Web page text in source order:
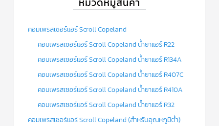
คอมเพรสเซอร์แอร์ Scroll Copeland
คอมเพรสเซอร์แอร์ Scroll Copeland น้ำยาแอร์ R22
คอมเพรสเซอร์แอร์ Scroll Copeland น้ำยาแอร์ R134A
คอมเพรสเซอร์แอร์ Scroll Copeland น้ำยาแอร์ R407C
คอมเพรสเซอร์แอร์ Scroll Copeland น้ำยาแอร์ R410A
คอมเพรสเซอร์แอร์ Scroll Copeland น้ำยาแอร์ R32
คอมเพรสเซอร์แอร์ Scroll Copeland (สำหรับอุณหภูมิต่ำ)